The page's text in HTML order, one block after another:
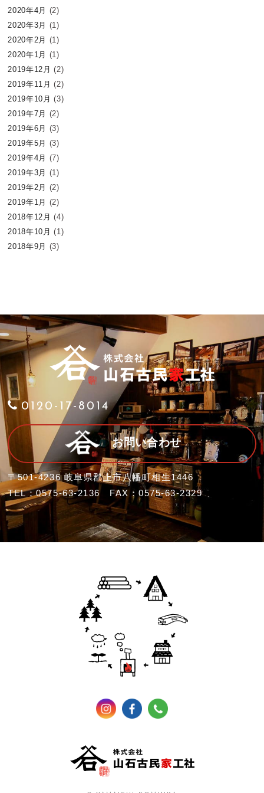
2020年4月 (2)
2020年3月 (1)
2020年2月 (1)
2020年1月 (1)
2019年12月 (2)
2019年11月 (2)
2019年10月 (3)
2019年7月 (2)
2019年6月 (3)
2019年5月 (3)
2019年4月 (7)
2019年3月 (1)
2019年2月 (2)
2019年1月 (2)
2018年12月 (4)
2018年10月 (1)
2018年9月 (3)
0120-17-8014
お問い合わせ
〒501-4236 岐阜県郡上市八幡町相生1446
TEL：0575-63-2136 FAX：0575-63-2329